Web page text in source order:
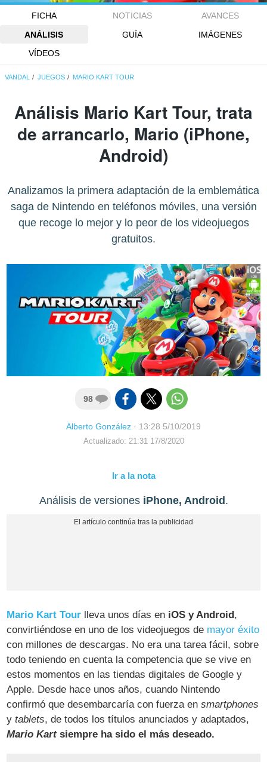
FICHA NOTICIAS
AVANCES
ANÁLISIS
GUÍA
IMÁGENES
VÍDEOS
VANDAL JUEGOS MARIO KART TOUR
Análisis Mario Kart Tour, trata
de arrancarlo, Mario (iPhone,
Android)
Analizamos la primera adaptación de la emblemática
saga de Nintendo en teléfonos móviles, una versión
que recoge lo mejor y lo peor de los videojuegos
gratuitos.
98
Alberto González · 13:28 5/10/2019
Actualizado: 21:31 17/8/2020
Ir a la nota
Análisis de versiones iPhone, Android .
Mario Kart Tour lleva unos días en iOS y Android ,
convirtiéndose en uno de los videojuegos de mayor éxito
con millones de descargas. No era una tarea fácil, sobre
todo teniendo en cuenta la competencia que se vive en
estos momentos en las tiendas digitales de Google y
Apple. Desde hace unos años, cuando Nintendo
confirmó que desembarcaría con fuerza ensmartphones
ytablets, de todos los títulos anunciados y adaptados,
Mario Kartsiempre ha sido el más deseado.